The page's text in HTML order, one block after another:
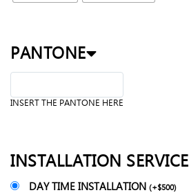
PANTONE
INSERT THE PANTONE HERE
INSTALLATION SERVICE
DAY TIME INSTALLATION (+$500)